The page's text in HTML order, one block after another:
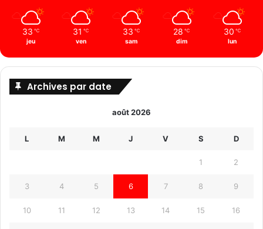
33 ℃
jeu
31 ℃
ven
33 ℃
sam
28 ℃
dim
30 ℃
lun
Archives par date
août 2026
L M M J V S D
1 2
3 4 5 6 7 8 9
10 11 12 13 14 15 16